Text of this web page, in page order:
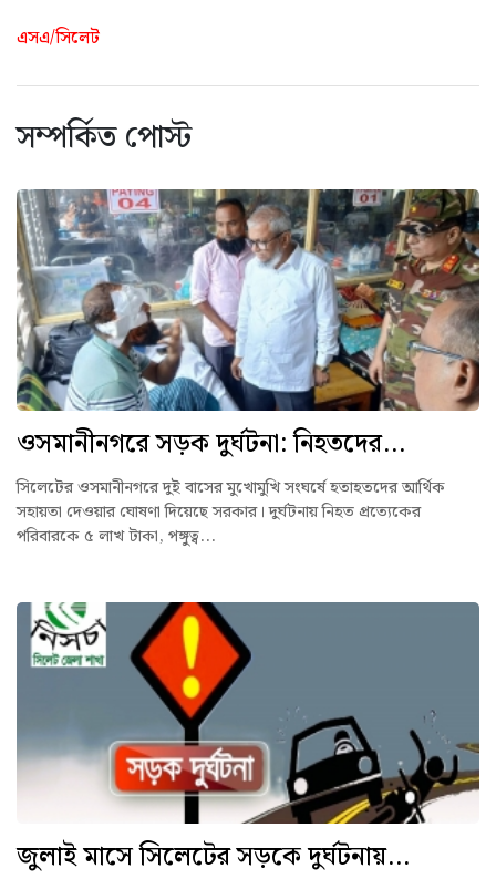
এসএ/সিলেট
সম্পর্কিত পোস্ট
ওসমানীনগরে সড়ক দুর্ঘটনা: নিহতদের...
সিলেটের ওসমানীনগরে দুই বাসের মুখোমুখি সংঘর্ষে হতাহতদের আর্থিক
সহায়তা দেওয়ার ঘোষণা দিয়েছে সরকার। দুর্ঘটনায় নিহত প্রত্যেকের
পরিবারকে ৫ লাখ টাকা, পঙ্গুত্ব...
জুলাই মাসে সিলেটের সড়কে দুর্ঘটনায়...